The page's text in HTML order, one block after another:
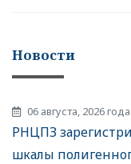
Новости
06 августа, 2026 года
РНЦПЗ
шкалы